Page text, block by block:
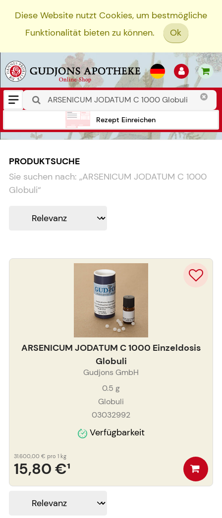
Diese Website nutzt Cookies, um bestmögliche
Funktionalität bieten zu können.
Ok
Rezept Einreichen
PRODUKTSUCHE
Sie suchen nach: „ARSENICUM JODATUM C 1000
Globuli“
ARSENICUM JODATUM C 1000 Einzeldosis
Globuli
Gudjons GmbH
0.5 g
Globuli
03032992
Verfügbarkeit
15,80 €¹
31.600,00 € pro 1 kg